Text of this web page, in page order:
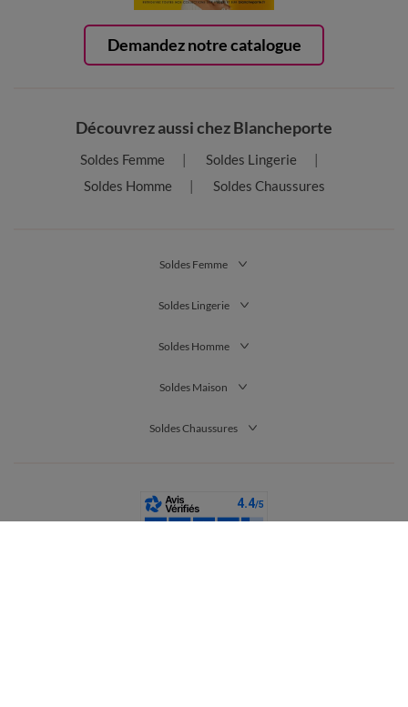
Demandez notre catalogue
Découvrez aussi chez Blancheporte
Soldes Femme
Soldes Lingerie
Soldes Homme
Soldes Chaussures
Soldes Femme
Soldes Lingerie
Soldes Homme
Soldes Maison
Soldes Chaussures